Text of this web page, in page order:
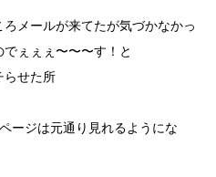
メールが来てたが気づかなかっ
ぇぇぇ〜〜〜す！と
らせた所
ージは元通り見れるようにな